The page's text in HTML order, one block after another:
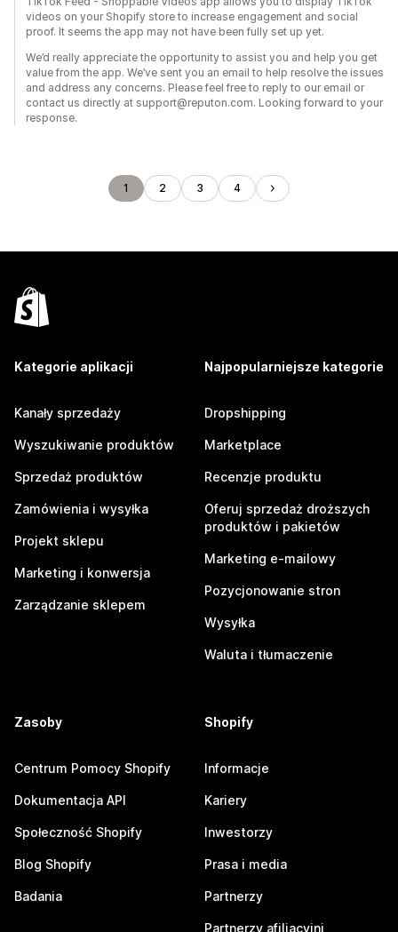
videos on your Shopify store to increase engagement and social
proof. It seems the app may not have been fully set up yet.
We’d really appreciate the opportunity to assist you and help you get
value from the app. We’ve sent you an email to help resolve the issues
and address any concerns. Please feel free to reply to our email or
contact us directly at support@reputon.com. Looking forward to your
response.
1 2 3 4
Kategorie aplikacji
Kanały sprzedaży
Wyszukiwanie produktów
Sprzedaż produktów
Zamówienia i wysyłka
Projekt sklepu
Marketing i konwersja
Zarządzanie sklepem
Najpopularniejsze kategorie
Dropshipping
Marketplace
Recenzje produktu
Oferuj sprzedaż droższych
produktów i pakietów
Marketing e-mailowy
Pozycjonowanie stron
Wysyłka
Waluta i tłumaczenie
Zasoby
Centrum Pomocy Shopify
Dokumentacja API
Społeczność Shopify
Blog Shopify
Badania
Shopify
Informacje
Kariery
Inwestorzy
Prasa i media
Partnerzy
Partnerzy afiliacyjni